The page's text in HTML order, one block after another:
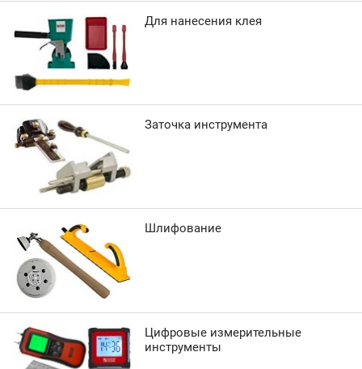
Для нанесения клея
Заточка инструмента
Шлифование
Цифровые измерительные
инструменты